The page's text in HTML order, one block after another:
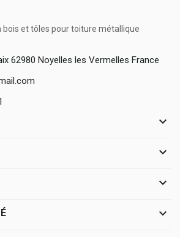
bois et tôles pour toiture métallique
62980 Noyelles les Vermelles France
keyboard_arrow_down
keyboard_arrow_down
keyboard_arrow_down
keyboard_arrow_down